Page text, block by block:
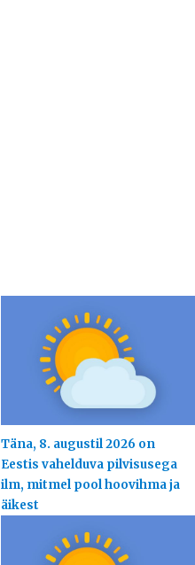
Täna, 8. augustil 2026 on
Eestis vahelduva pilvisusega
ilm, mitmel pool hoovihma ja
äikest